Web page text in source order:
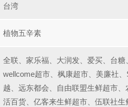
台湾
植物五辛素
全联、家乐福、大润发、爱买、台糖
wellcome超市、枫康超市、美廉社
越、远东都会、自由联盟生鲜超市
活百货、亿客来生鲜超市、伍联社生